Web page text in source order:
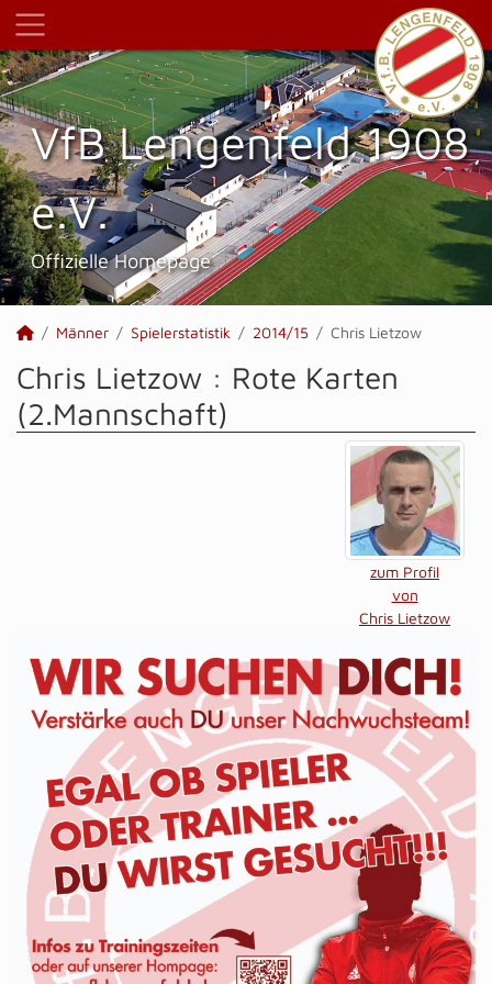
VfB Lengenfeld 1908
e.V.
Offizielle Homepage
Männer Spielerstatistik 2014/15 Chris Lietzow
Chris Lietzow : Rote Karten
(2.Mannschaft)
zum Profil
von
Chris Lietzow